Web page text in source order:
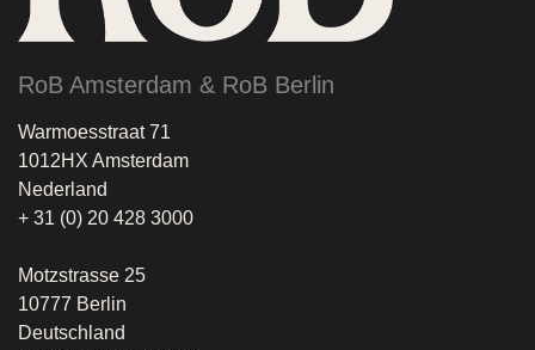
RoB Amsterdam & RoB Berlin
Warmoesstraat 71
1012HX Amsterdam
Nederland
+ 31 (0) 20 428 3000
Motzstrasse 25
10777 Berlin
Deutschland